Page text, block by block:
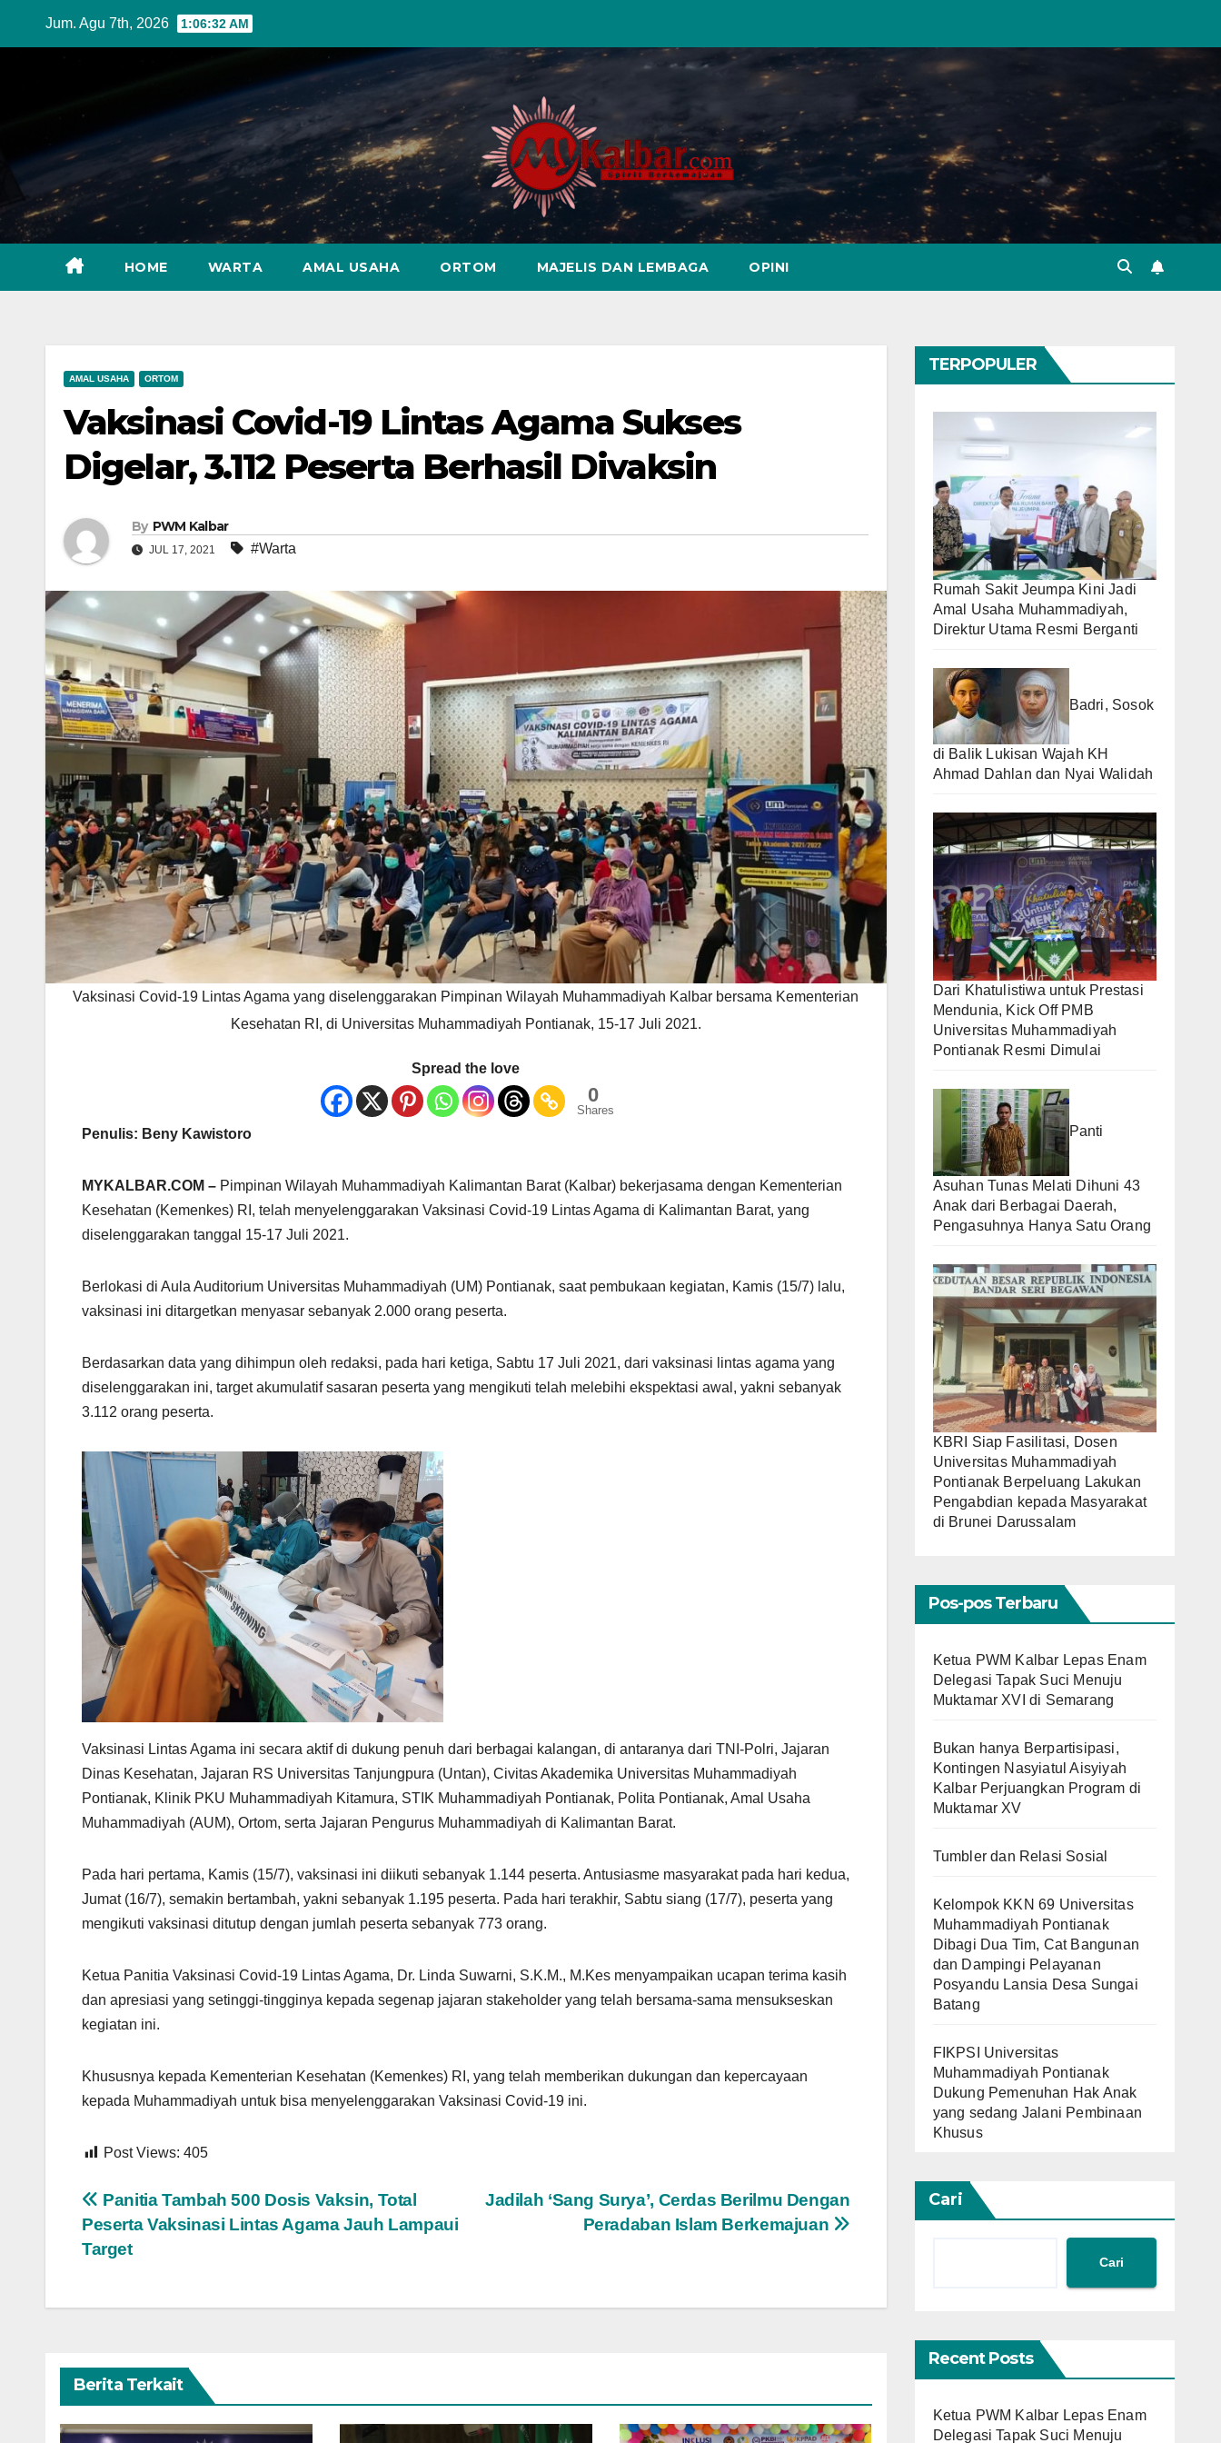
Jum. Agu 7th, 2026 1:06:33 AM
HOME WARTA AMAL USAHA ORTOM MAJELIS DAN LEMBAGA OPINI
AMAL USAHA ORTOM
Vaksinasi Covid-19 Lintas Agama Sukses
Digelar, 3.112 Peserta Berhasil Divaksin
By PWM Kalbar
JUL 17, 2021 #Warta
Vaksinasi Covid-19 Lintas Agama yang diselenggarakan Pimpinan Wilayah Muhammadiyah Kalbar bersama Kementerian
Kesehatan RI, di Universitas Muhammadiyah Pontianak, 15-17 Juli 2021.
Spread the love
0
Shares
Penulis: Beny Kawistoro
MYKALBAR.COM – Pimpinan Wilayah Muhammadiyah Kalimantan Barat (Kalbar) bekerjasama dengan Kementerian
Kesehatan (Kemenkes) RI, telah menyelenggarakan Vaksinasi Covid-19 Lintas Agama di Kalimantan Barat, yang
diselenggarakan tanggal 15-17 Juli 2021.
Berlokasi di Aula Auditorium Universitas Muhammadiyah (UM) Pontianak, saat pembukaan kegiatan, Kamis (15/7) lalu,
vaksinasi ini ditargetkan menyasar sebanyak 2.000 orang peserta.
Berdasarkan data yang dihimpun oleh redaksi, pada hari ketiga, Sabtu 17 Juli 2021, dari vaksinasi lintas agama yang
diselenggarakan ini, target akumulatif sasaran peserta yang mengikuti telah melebihi ekspektasi awal, yakni sebanyak
3.112 orang peserta.
Vaksinasi Lintas Agama ini secara aktif di dukung penuh dari berbagai kalangan, di antaranya dari TNI-Polri, Jajaran
Dinas Kesehatan, Jajaran RS Universitas Tanjungpura (Untan), Civitas Akademika Universitas Muhammadiyah
Pontianak, Klinik PKU Muhammadiyah Kitamura, STIK Muhammadiyah Pontianak, Polita Pontianak, Amal Usaha
Muhammadiyah (AUM), Ortom, serta Jajaran Pengurus Muhammadiyah di Kalimantan Barat.
Pada hari pertama, Kamis (15/7), vaksinasi ini diikuti sebanyak 1.144 peserta. Antusiasme masyarakat pada hari kedua,
Jumat (16/7), semakin bertambah, yakni sebanyak 1.195 peserta. Pada hari terakhir, Sabtu siang (17/7), peserta yang
mengikuti vaksinasi ditutup dengan jumlah peserta sebanyak 773 orang.
Ketua Panitia Vaksinasi Covid-19 Lintas Agama, Dr. Linda Suwarni, S.K.M., M.Kes menyampaikan ucapan terima kasih
dan apresiasi yang setinggi-tingginya kepada segenap jajaran stakeholder yang telah bersama-sama mensukseskan
kegiatan ini.
Khususnya kepada Kementerian Kesehatan (Kemenkes) RI, yang telah memberikan dukungan dan kepercayaan
kepada Muhammadiyah untuk bisa menyelenggarakan Vaksinasi Covid-19 ini.
Post Views: 405
Navigasi
pos
Jadilah ‘Sang Surya’, Cerdas Berilmu Dengan
Peradaban Islam Berkemajuan
Panitia Tambah 500 Dosis Vaksin, Total
Peserta Vaksinasi Lintas Agama Jauh Lampaui
Target
Berita Terkait
TERPOPULER
Rumah Sakit Jeumpa Kini Jadi
Amal Usaha Muhammadiyah,
Direktur Utama Resmi Berganti
Badri, Sosok
di Balik Lukisan Wajah KH
Ahmad Dahlan dan Nyai Walidah
Dari Khatulistiwa untuk Prestasi
Mendunia, Kick Off PMB
Universitas Muhammadiyah
Pontianak Resmi Dimulai
Panti
Asuhan Tunas Melati Dihuni 43
Anak dari Berbagai Daerah,
Pengasuhnya Hanya Satu Orang
KBRI Siap Fasilitasi, Dosen
Universitas Muhammadiyah
Pontianak Berpeluang Lakukan
Pengabdian kepada Masyarakat
di Brunei Darussalam
Pos-pos Terbaru
Ketua PWM Kalbar Lepas Enam
Delegasi Tapak Suci Menuju
Muktamar XVI di Semarang
Bukan hanya Berpartisipasi,
Kontingen Nasyiatul Aisyiyah
Kalbar Perjuangkan Program di
Muktamar XV
Tumbler dan Relasi Sosial
Kelompok KKN 69 Universitas
Muhammadiyah Pontianak
Dibagi Dua Tim, Cat Bangunan
dan Dampingi Pelayanan
Posyandu Lansia Desa Sungai
Batang
FIKPSI Universitas
Muhammadiyah Pontianak
Dukung Pemenuhan Hak Anak
yang sedang Jalani Pembinaan
Khusus
Cari
Cari
Recent Posts
Ketua PWM Kalbar Lepas Enam
Delegasi Tapak Suci Menuju